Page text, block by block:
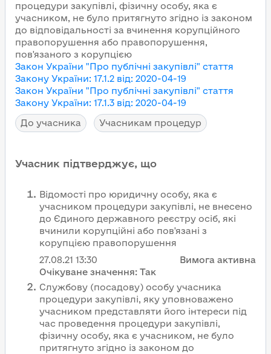
процедури закупівлі, фізичну особу, яка є
учасником, не було притягнуто згідно із законом
до відповідальності за вчинення корупційного
правопорушення або правопорушення,
пов'язаного з корупцією
Закон України "Про публічні закупівлі" стаття
Закону України: 17.1.2 від: 2020-04-19
Закон України "Про публічні закупівлі" стаття
Закону України: 17.1.3 від: 2020-04-19
До учасника
Учасникам процедур
Учасник підтверджує, що
Відомості про юридичну особу, яка є
учасником процедури закупівлі, не внесено
до Єдиного державного реєстру осіб, які
вчинили корупційні або пов'язані з
корупцією правопорушення
27.08.21 13:30
Вимога активна
Очікуване значення: Так
Службову (посадову) особу учасника
процедури закупівлі, яку уповноважено
учасником представляти його інтереси під
час проведення процедури закупівлі,
фізичну особу, яка є учасником, не було
притягнуто згідно із законом до